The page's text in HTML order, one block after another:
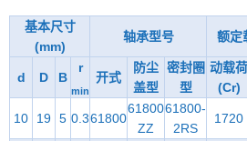
基本尺寸
(mm)
轴承型号 额定
d D B
r
min
开式
防尘
盖型
密封圈
型
动载荷
(Cr)
10 19 5 0.361800
61800
ZZ
61800-
2RS
1720